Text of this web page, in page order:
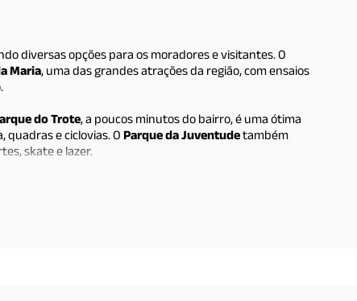
diversas opções para os moradores e visitantes. O
Maria, uma das grandes atrações da região, com ensaios
do Trote, a poucos minutos do bairro, é uma ótima
quadras e ciclovias. O Parque da Juventudetambém
skate e lazer.